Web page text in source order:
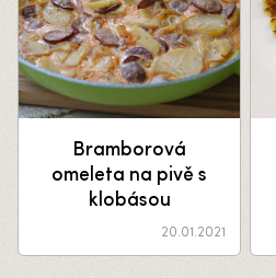
Bramborová
omeleta na pivě s
klobásou
20.01.2021